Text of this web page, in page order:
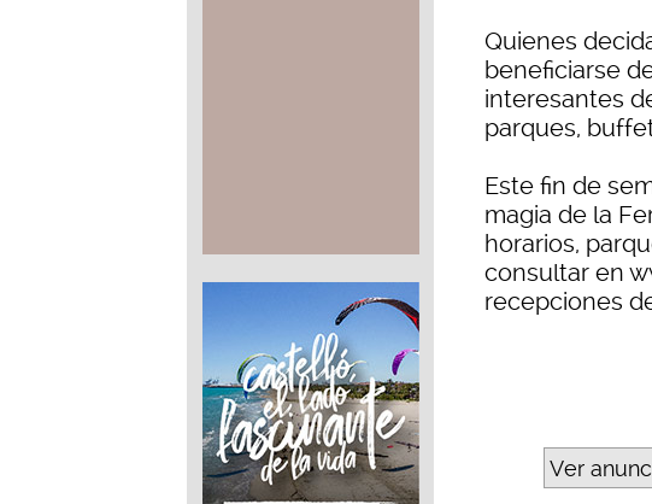
Quienes
beneficiarse
interesantes
parques,
Este fin de
magia de la
horarios,
consultar en
recepciones
Ver